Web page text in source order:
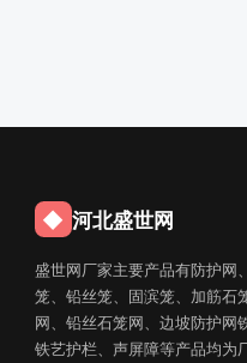
◆ 河北盛世网
盛世网厂家主要产品有防护网
笼、铅丝笼、固滨笼、加筋石
网、铅丝石笼网、边坡防护网
铁艺护栏、声屏障等产品均为